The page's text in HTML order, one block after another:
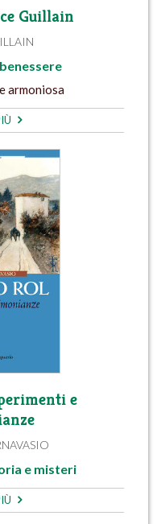
Guillain
armoniosa
e
e misteri